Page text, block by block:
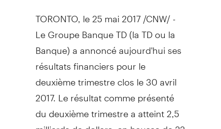
TORONTO, le 25 mai 2017 /CNW/ -
Le Groupe Banque TD(la TD ou la
Banque) a annoncé aujourd'hui ses
résultats financiers pour le
deuxième trimestre clos le 30 avril
2017. Le résultat comme présenté
du deuxième trimestre a atteint 2,5